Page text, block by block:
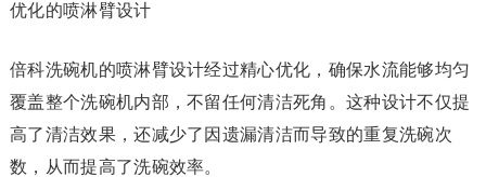
优化的喷淋臂设计
倍科洗碗机的喷淋臂设计经过精心优化，确保水流能够均匀
覆盖整个洗碗机内部，不留任何清洁死角。这种设计不仅提
高了清洁效果，还减少了因遗漏清洁而导致的重复洗碗次
数，从而提高了洗碗效率。